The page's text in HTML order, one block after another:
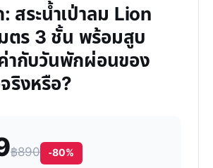
สระน้ำเป่าลม Lion
ตร 3 ชั้น พร้อมสูบ
ากับวันพักผ่อนของ
ริงหรือ?
฿890 -80%